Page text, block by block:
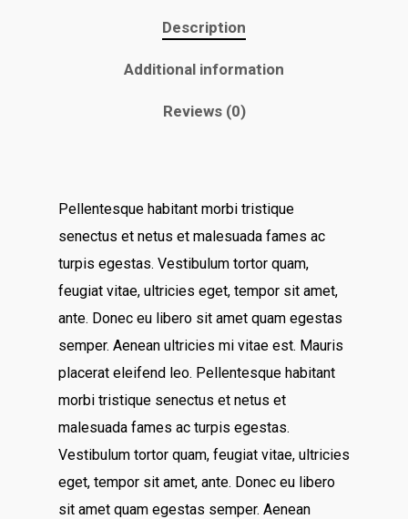
Description
Additional information
Reviews (0)
Pellentesque habitant morbi tristique
senectus et netus et malesuada fames ac
turpis egestas. Vestibulum tortor quam,
feugiat vitae, ultricies eget, tempor sit amet,
ante. Donec eu libero sit amet quam egestas
semper. Aenean ultricies mi vitae est. Mauris
placerat eleifend leo. Pellentesque habitant
morbi tristique senectus et netus et
malesuada fames ac turpis egestas.
Vestibulum tortor quam, feugiat vitae, ultricies
eget, tempor sit amet, ante. Donec eu libero
sit amet quam egestas semper. Aenean
About
Contact
Services
QuickBooks Online
Catchup/Cleanup
QuickBooks Online
The Handy Bookkeeper
The Castle
Unit 345
2500 Castle Dr
Manhattan, NY
T: 123456789